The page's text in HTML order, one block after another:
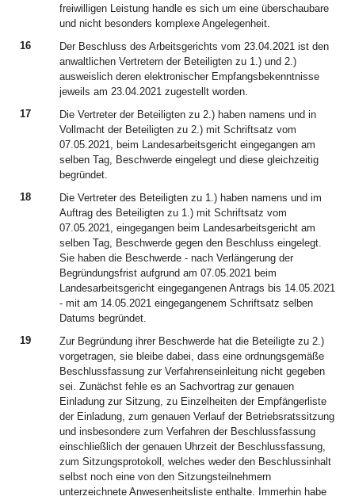
freiwilligen Leistung handle es sich um eine überschaubare
und nicht besonders komplexe Angelegenheit.
16
Der Beschluss des Arbeitsgerichts vom 23.04.2021 ist den
anwaltlichen Vertretern der Beteiligten zu 1.) und 2.)
ausweislich deren elektronischer Empfangsbekenntnisse
jeweils am 23.04.2021 zugestellt worden.
17
Die Vertreter der Beteiligten zu 2.) haben namens und in
Vollmacht der Beteiligten zu 2.) mit Schriftsatz vom
07.05.2021, beim Landesarbeitsgericht eingegangen am
selben Tag, Beschwerde eingelegt und diese gleichzeitig
begründet.
18
Die Vertreter des Beteiligten zu 1.) haben namens und im
Auftrag des Beteiligten zu 1.) mit Schriftsatz vom
07.05.2021, eingegangen beim Landesarbeitsgericht am
selben Tag, Beschwerde gegen den Beschluss eingelegt.
Sie haben die Beschwerde - nach Verlängerung der
Begründungsfrist aufgrund am 07.05.2021 beim
Landesarbeitsgericht eingegangenen Antrags bis 14.05.2021
- mit am 14.05.2021 eingegangenem Schriftsatz selben
Datums begründet.
19
Zur Begründung ihrer Beschwerde hat die Beteiligte zu 2.)
vorgetragen, sie bleibe dabei, dass eine ordnungsgemäße
Beschlussfassung zur Verfahrenseinleitung nicht gegeben
sei. Zunächst fehle es an Sachvortrag zur genauen
Einladung zur Sitzung, zu Einzelheiten der Empfängerliste
der Einladung, zum genauen Verlauf der Betriebsratssitzung
und insbesondere zum Verfahren der Beschlussfassung
einschließlich der genauen Uhrzeit der Beschlussfassung,
zum Sitzungsprotokoll, welches weder den Beschlussinhalt
selbst noch eine von den Sitzungsteilnehmern
unterzeichnete Anwesenheitsliste enthalte. Immerhin habe